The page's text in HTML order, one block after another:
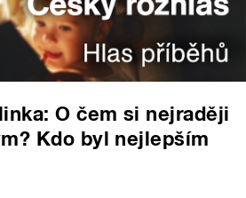
O čem si nejraději
Kdo byl nejlepším